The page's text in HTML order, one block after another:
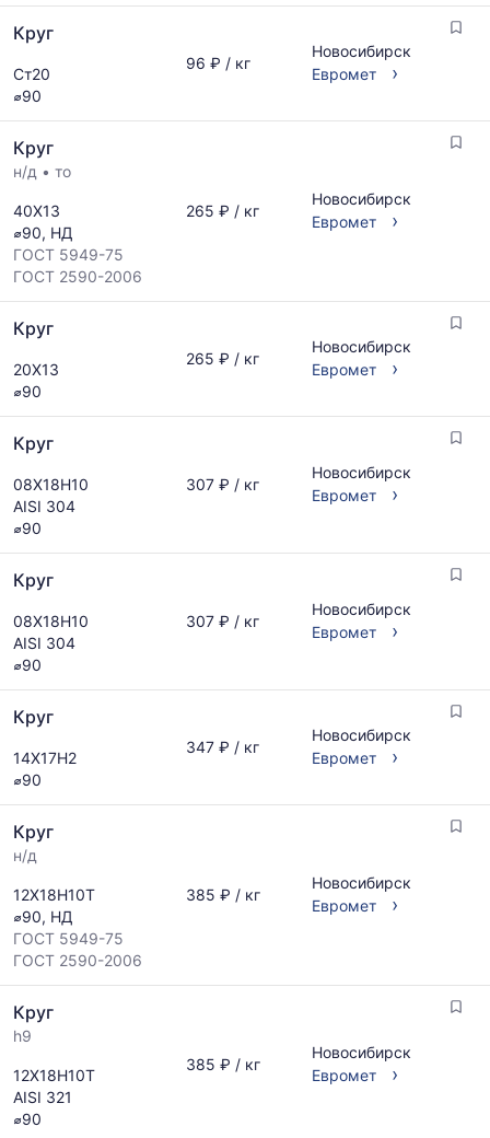
последний
месяц.
Статистика
актуальным
предложениям
обновляется
по
мере
обновления
прайс-
листов.
ГОСТ,
размеров
поставщиков
по
запросу
Круг
Ст20
⌀90
96 ₽ / кг
Новосибирск
Евромет
›
Круг
н/д • то
40Х13
⌀90, НД
ГОСТ 5949-75
ГОСТ 2590-2006
265 ₽ / кг
Новосибирск
Евромет
›
Круг
20Х13
⌀90
265 ₽ / кг
Новосибирск
Евромет
›
Круг
08Х18Н10
AISI 304
⌀90
307 ₽ / кг
Новосибирск
Евромет
›
Круг
08Х18Н10
AISI 304
⌀90
307 ₽ / кг
Новосибирск
Евромет
›
Круг
14Х17Н2
⌀90
347 ₽ / кг
Новосибирск
Евромет
›
Круг
н/д
12Х18Н10Т
⌀90, НД
ГОСТ 5949-75
ГОСТ 2590-2006
385 ₽ / кг
Новосибирск
Евромет
›
Круг
h9
12Х18Н10Т
AISI 321
⌀90
385 ₽ / кг
Новосибирск
Евромет
›